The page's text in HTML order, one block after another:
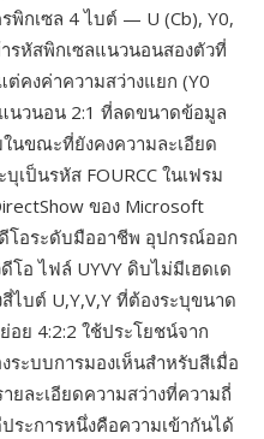
กเซล 4 ไบต์ — U (Cb), Y0,
รหัสพิกเซลแนวนอนสองตัวที่
คงค่าความสว่างแยก (Y0
นวนอน 2:1 ที่ลดขนาดข้อมูล
ในขณะที่ยังคงความละเอียด
เป็นรหัส FOURCC ในเฟรม
ของ Microsoft
โอระดับมืออาชีพ อุปกรณ์ออก
อ ไฟล์ UYVY ดิบไม่มีเฮดเด
บต์ U,Y,V,Y ที่ต้องระบุขนาด
ย 4:2:2 ใช้ประโยชน์จาก
ระบบการมองเห็นสำหรับสีเมื่อ
ยละเอียดความสว่างที่ความถี่
ระการหนึ่งคือความเข้ากันได้